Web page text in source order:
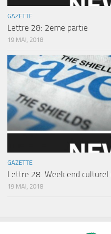
GAZETTE
Lettre 28: 2eme partie
19 MAI, 2018
GAZETTE
Lettre 28: Week end
19 MAI, 2018